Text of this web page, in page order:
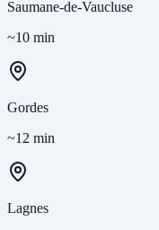
Saumane-de-Vaucluse
~10 min
Gordes
~12 min
Lagnes